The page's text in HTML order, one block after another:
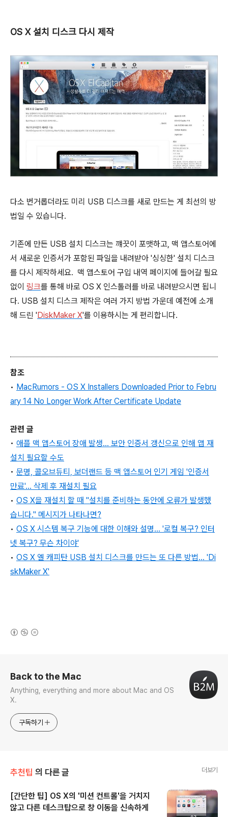
OS X 설치 디스크 다시 제작
다소 번거롭더라도 미리 USB 디스크를 새로 만드는 게 최선의 방
법일 수 있습니다.
기존에 만든 USB 설치 디스크는 꺠끗이 포맷하고, 맥 앱스토어에
서 새로운 인증서가 포함된 파일을 내려받아 '싱싱한' 설치 디스크
를 다시 제작하세요. 맥 앱스토어 구입 내역 페이지에 들어갈 필요
없이 링크를 통해 바로 OS X 인스톨러를 바로 내려받으시면 됩니
다. USB 설치 디스크 제작은 여러 가지 방법 가운데 예전에 소개
해 드린 'DiskMaker X'를 이용하시는 게 편리합니다.
참조
• MacRumors - OS X Installers Downloaded Prior to Febru
ary 14 No Longer Work After Certificate Update
관련 글
• 애플 맥 앱스토어 장애 발생... 보안 인증서 갱신으로 인해 앱 재
설치 필요할 수도
• 문명, 콜오브듀티, 보더랜드 등 맥 앱스토어 인기 게임 '인증서
만료'... 삭제 후 재설치 필요
• OS X을 재설치 할 때 "설치를 준비하는 동안에 오류가 발생했
습니다." 메시지가 나타나면?
• OS X 시스템 복구 기능에 대한 이해와 설명… '로컬 복구? 인터
넷 복구? 무슨 차이야'
• OS X 엘 캐피탄 USB 설치 디스크를 만드는 또 다른 방법... 'Di
skMaker X'
Back to the Mac
Anything, everything and more about Mac and OS
X.
구독하기
추천팁 의 다른 글 더보기
[간단한 팁] OS X의 '미션 컨트롤'을 거치지
않고 다른 데스크탑으로 창 이동을 신속하게